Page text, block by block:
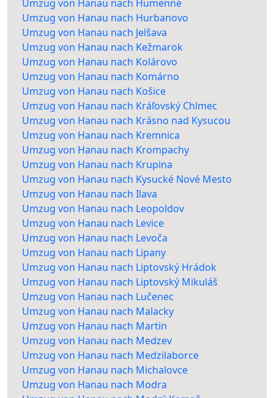
Umzug von Hanau nach Humenné
Umzug von Hanau nach Hurbanovo
Umzug von Hanau nach Jelšava
Umzug von Hanau nach Kežmarok
Umzug von Hanau nach Kolárovo
Umzug von Hanau nach Komárno
Umzug von Hanau nach Košice
Umzug von Hanau nach Kráľovský Chlmec
Umzug von Hanau nach Krásno nad Kysucou
Umzug von Hanau nach Kremnica
Umzug von Hanau nach Krompachy
Umzug von Hanau nach Krupina
Umzug von Hanau nach Kysucké Nové Mesto
Umzug von Hanau nach Ilava
Umzug von Hanau nach Leopoldov
Umzug von Hanau nach Levice
Umzug von Hanau nach Levoča
Umzug von Hanau nach Lipany
Umzug von Hanau nach Liptovský Hrádok
Umzug von Hanau nach Liptovský Mikuláš
Umzug von Hanau nach Lučenec
Umzug von Hanau nach Malacky
Umzug von Hanau nach Martin
Umzug von Hanau nach Medzev
Umzug von Hanau nach Medzilaborce
Umzug von Hanau nach Michalovce
Umzug von Hanau nach Modra